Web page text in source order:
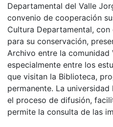
Departamental del Valle
convenio de cooperación
Cultura Departamental,
para su conservación,
Archivo entre la comunidad
especialmente entre los
que visitan la Biblioteca,
permanente. La
el proceso de difusión,
permite la consulta de las